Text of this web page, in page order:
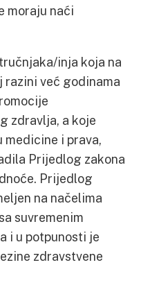
moraju naći
inja koja na
razini već godinama
zdravlja, a koje
medicine i prava,
Prijedlog zakona
Prijedlog
na načelima
suvremenim
i u potpunosti je
zdravstvene